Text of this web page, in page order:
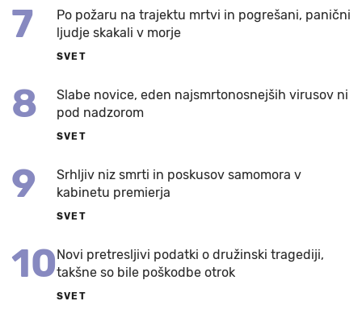
7
Po požaru na trajektu mrtvi in pogrešani, panični
ljudje skakali v morje
SVET
8
Slabe novice, eden najsmrtonosnejših virusov ni
pod nadzorom
SVET
9
Srhljiv niz smrti in poskusov samomora v
kabinetu premierja
SVET
10Novi pretresljivi podatki o družinski tragediji,
takšne so bile poškodbe otrok
SVET